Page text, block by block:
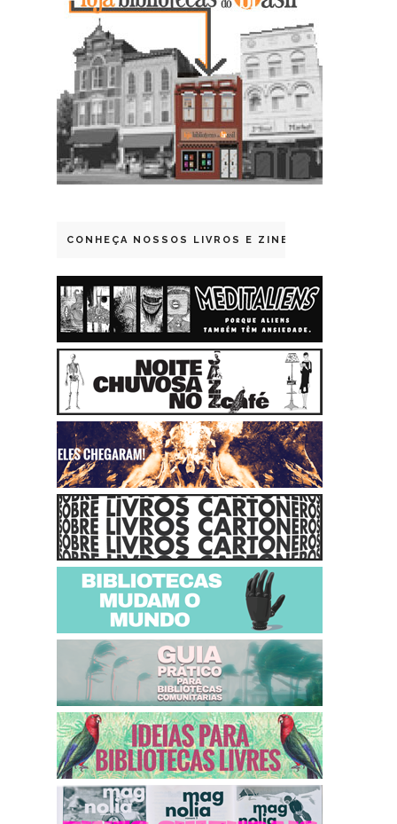
CONHEÇA NOSSOS LIVROS E ZINES